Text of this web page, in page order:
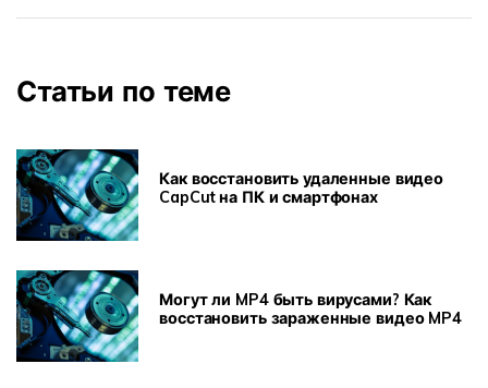
Статьи по теме
Как восстановить удаленные видео
CapCut на ПК и смартфонах
Могут ли MP4 быть вирусами? Как
восстановить зараженные видео MP4